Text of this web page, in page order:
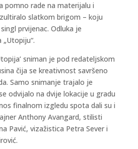
pomno rade na materijalu i
slatkom brigom – koju
prvijenac. Odluka je
sniman je pod redateljskom
čija se kreativnost savršeno
Samo snimanje trajalo je
odvijalo na dvije lokacije u gradu
finalnom izgledu spota dali su i
Anthony Avangard, stilisti
Pavić, vizažistica Petra Sever i